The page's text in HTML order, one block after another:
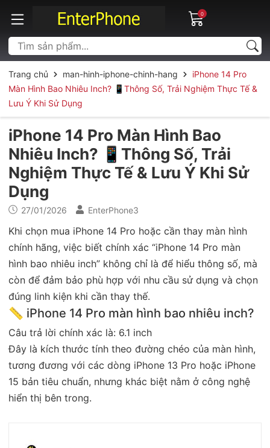
0
Trang chủ man-hinh-iphone-chinh-hang
iPhone 14 Pro
Màn Hình Bao Nhiêu Inch? 📱Thông Số, Trải Nghiệm Thực Tế &
Lưu Ý Khi Sử Dụng
iPhone 14 Pro Màn Hình Bao
Nhiêu Inch? 📱Thông Số, Trải
Nghiệm Thực Tế & Lưu Ý Khi Sử
Dụng
27/01/2026 EnterPhone3
Khi chọn mua iPhone 14 Pro hoặc cần thay màn hình
chính hãng, việc biết chính xác “iPhone 14 Pro màn
hình bao nhiêu inch” không chỉ là để hiểu thông số, mà
còn để đảm bảo phù hợp với nhu cầu sử dụng và chọn
đúng linh kiện khi cần thay thế.
📏 iPhone 14 Pro màn hình bao nhiêu inch?
Câu trả lời chính xác là: 6.1 inch
Đây là kích thước tính theo đường chéo của màn hình,
tương đương với các dòng iPhone 13 Pro hoặc iPhone
15 bản tiêu chuẩn, nhưng khác biệt nằm ở công nghệ
hiển thị bên trong.